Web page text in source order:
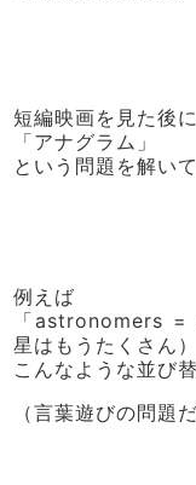
短編映画を見た後
「アナグラム」
という問題を解い
例えば
「astronomers
星はもうたくさん）
こんなような並び
（言葉遊びの問題